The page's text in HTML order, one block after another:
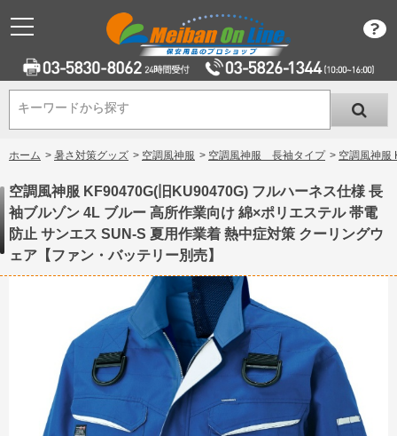
キーワードから探す
キーワードから探す
ホーム > 暑さ対策グッズ > 空調風神服 > 空調風神服 長袖タイプ > 空調風神服
空調風神服 KF90470G(旧KU90470G) フルハーネス仕様 長
袖ブルゾン 4L ブルー 高所作業向け 綿×ポリエステル 帯電
防止 サンエス SUN-S 夏用作業着 熱中症対策 クーリングウ
ェア【ファン・バッテリー別売】